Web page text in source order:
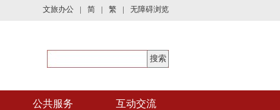
文旅办公 | 简 | 繁 | 无障碍浏览
公共服务 互动交流